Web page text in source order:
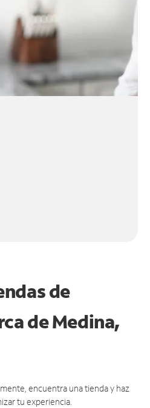
de
deMedina,
encuentra una tienda y haz
tu experiencia.